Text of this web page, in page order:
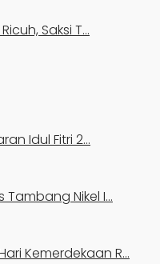
Saksi T…
Idul Fitri 2…
Tambang Nikel I…
Kemerdekaan R…